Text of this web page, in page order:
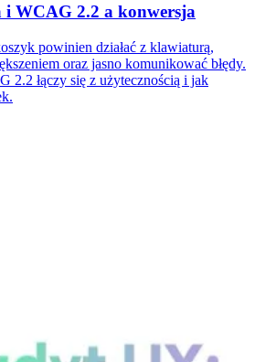
i WCAG 2.2 a konwersja
powinien działać z klawiaturą,
oraz jasno komunikować błędy.
2.2 łączy się z użytecznością i jak